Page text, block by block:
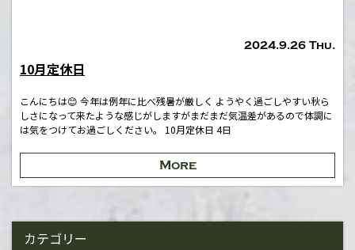
2024.9.26 Thu.
10月定休日
こんにちは😊 今年は例年に比べ残暑が厳しく ようやく過ごしやすい秋ら
しさになって来たような感じがしますがまだまだ気温差があるので体調に
は気をつけてお過ごしください。 10月定休日 4日
More
カテゴリー